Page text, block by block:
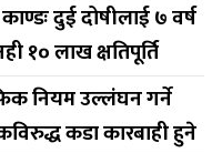
दुई दोषीलाई ७ वर्ष
१० लाख क्षतिपूर्ति
नियम उल्लंघन गर्ने
कडा कारबाही हुने